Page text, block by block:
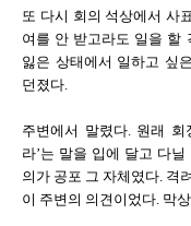
또 다시 회의 석상에서 사
여를 안 받고라도 일을 할
잃은 상태에서 일하고 싶
던졌다.
주변에서 말렸다. 원래
라’는 말을 입에 달고 다
의가 공포 그 자체였다. 격
이 주변의 의견이었다. 막